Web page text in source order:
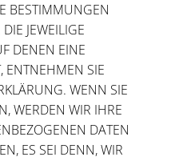
BESTIMMUNGEN
JEWEILIGE
DENEN EINE
ENTNEHMEN SIE
WENN SIE
WERDEN WIR IHRE
DATEN
ES SEI DENN, WIR